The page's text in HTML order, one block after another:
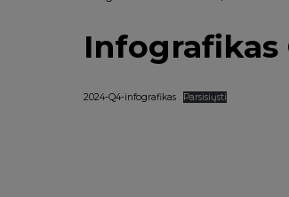
Infografikas
2024-Q4-infografikas Parsisiųsti